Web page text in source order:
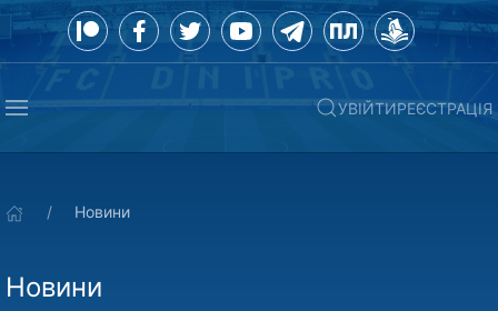
УВІЙТИРЕЄСТРАЦІЯ
Новини
Новини